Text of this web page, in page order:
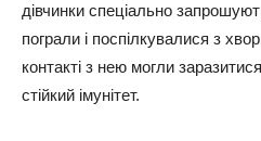
дівчинки спеціально
пограли і поспілкувалися з
контакті з нею могли
стійкий імунітет.